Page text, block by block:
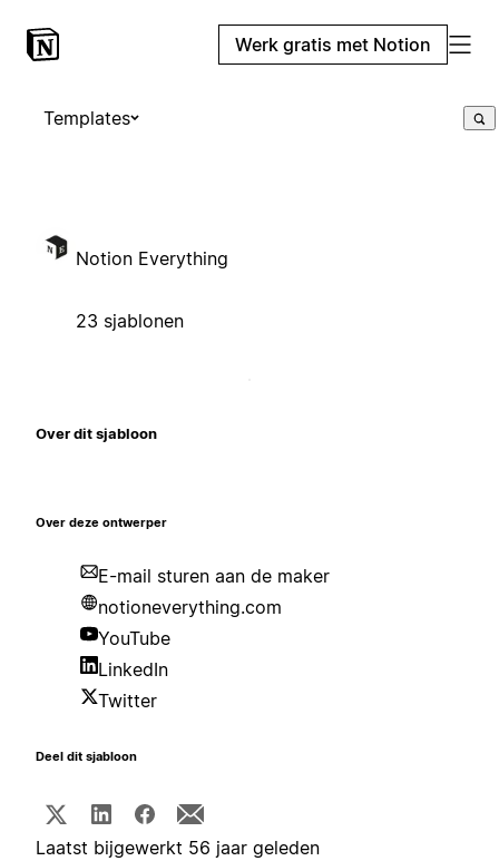
Werk gratis met Notion
Templates
Notion Everything
23 sjablonen
Over dit sjabloon
Over deze ontwerper
E-mail sturen aan de maker
notioneverything.com
YouTube
LinkedIn
Twitter
Deel dit sjabloon
Laatst bijgewerkt 56 jaar geleden